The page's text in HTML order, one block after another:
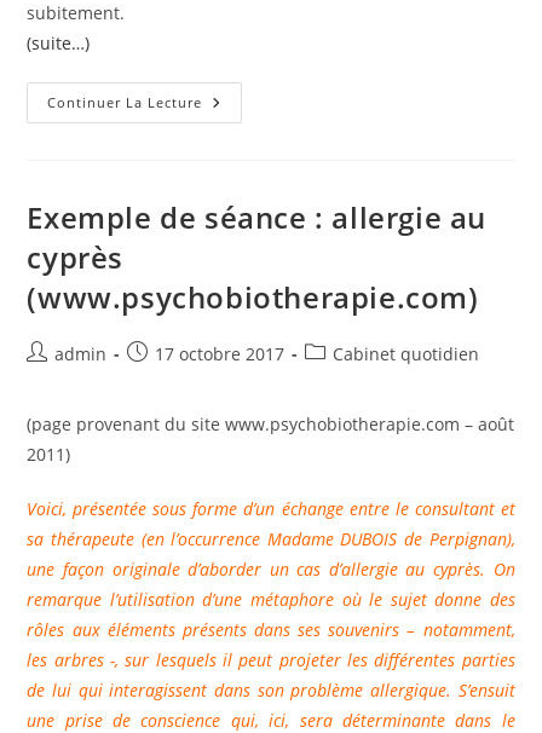
subitement.
(suite…)
Continuer La Lecture Le
Pavillon
Bio-
Métaphorique
Exemple de séance : allergie au
cyprès
(www.psychobiotherapie.com)
Auteur/autrice
publication :
admin
Publication
17 octobre 2017
PostCabinet quotidien
(page provenant du site www.psychobiotherapie.com – août
2011)
Voici, présentée sous forme d’un échange entre le consultant et
sa thérapeute (en l’occurrence Madame DUBOIS de Perpignan),
une façon originale d’aborder un cas d’allergie au cyprès. On
remarque l’utilisation d’une métaphore où le sujet donne des
rôles aux éléments présents dans ses souvenirs – notamment,
les arbres -, sur lesquels il peut projeter les différentes parties
de lui qui interagissent dans son problème allergique. S’ensuit
une prise de conscience qui, ici, sera déterminante dans le